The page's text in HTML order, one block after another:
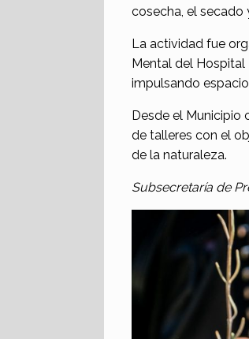
cosecha, el secado
La actividad fue
Mental del Hospital
impulsando
Desde el Municipio
de talleres con el
de la naturaleza.
Subsecretaría de